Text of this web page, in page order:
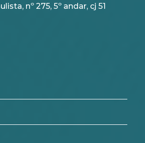
nº 275, 5º andar, cj 51